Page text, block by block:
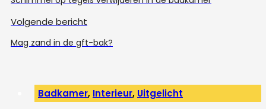
Volgende bericht
Mag zand in de gft-bak?
Badkamer, Interieur, Uitgelicht